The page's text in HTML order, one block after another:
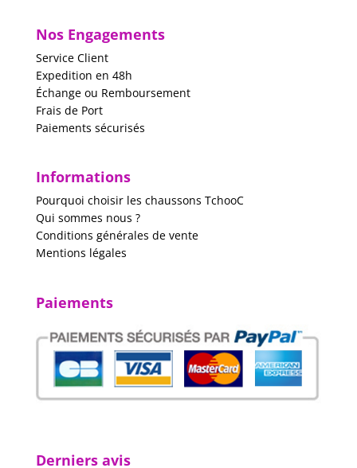
Nos Engagements
Service Client
Expedition en 48h
Échange ou Remboursement
Frais de Port
Paiements sécurisés
Informations
Pourquoi choisir les chaussons TchooC
Qui sommes nous ?
Conditions générales de vente
Mentions légales
Paiements
Derniers avis